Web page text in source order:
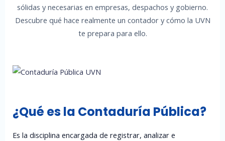
sólidas y necesarias en empresas, despachos y gobierno.
Descubre qué hace realmente un contador y cómo la UVN
te prepara para ello.
¿Qué es la Contaduría Pública?
Es la disciplina encargada de registrar, analizar e